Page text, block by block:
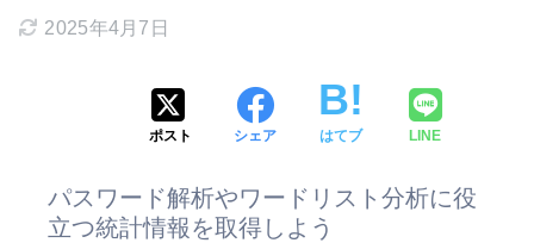
2025年4月7日
ポスト シェア はてブ LINE
パスワード解析やワードリスト分析に役
立つ統計情報を取得しよう